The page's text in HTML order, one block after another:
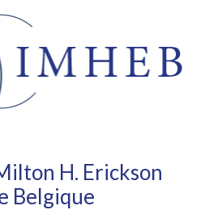
H. Erickson
Belgique